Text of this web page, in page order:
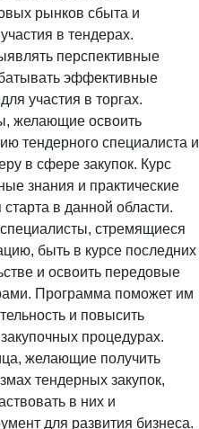
рынков сбыта и
в тендерах.
перспективные
эффективные
участия в торгах.
желающие освоить
тендерного специалиста и
в сфере закупок. Курс
знания и практические
в данной области.
стремящиеся
быть в курсе последних
и освоить передовые
Программа поможет им
и повысить
процедурах.
желающие получить
тендерных закупок,
в них и
для развития бизнеса.